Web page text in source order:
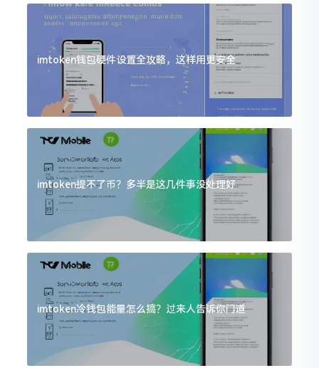
imtoken钱包硬件设置全攻略，这样用更安全
imtoken提不了币？多半是这几件事没处理好
imtoken冷钱包能量怎么搞？过来人告诉你门道